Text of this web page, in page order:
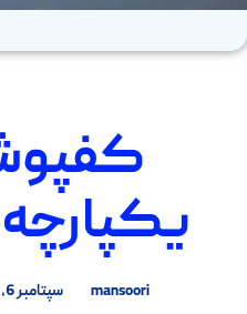
mansoori سپتامبر 6, 2025